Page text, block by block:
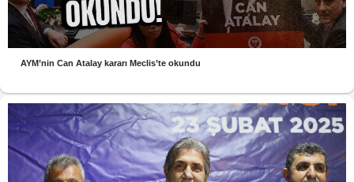
AYM’nin Can Atalay kararı Meclis’te okundu